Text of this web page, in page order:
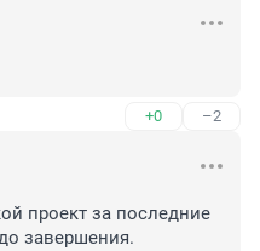
+0 –2
проект за последние
завершения.